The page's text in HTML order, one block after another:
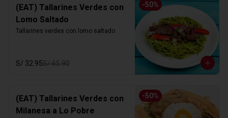
-50%
(EAT) Tallarines Verdes con
Lomo Saltado
Tallarines verdes con lomo saltado.
S/ 32.95S/ 65.90
-50%
(EAT) Tallarines Verdes con
Milanesa a Lo Pobre